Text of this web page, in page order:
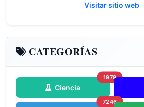
Visitar sitio web
CATEGORÍAS
Ciencia
1979
7246